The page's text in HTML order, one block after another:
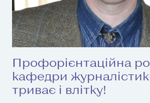
Профорієнтаційна
кафедри
триває і влітку!